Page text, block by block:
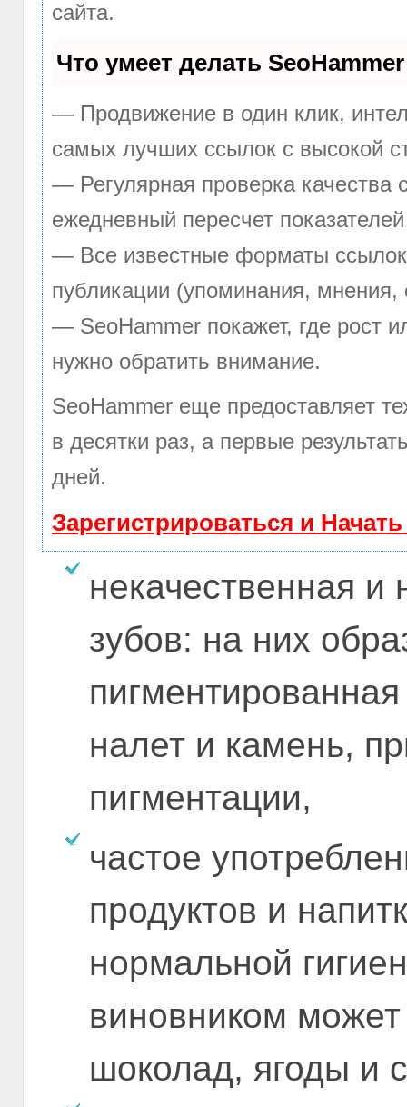
сайта.
Что умеет делать SeoHammer
— Продвижение в один клик,
самых лучших ссылок с высокой
— Регулярная проверка качества
ежедневный пересчет
— Все известные форматы
публикации (упоминания, мнения,
— SeoHammer покажет, где рост
нужно обратить внимание.
SeoHammer еще предоставляет
в десятки раз, а первые
дней.
Зарегистрироваться и
некачественная и
зубов: на них
налет и камень,
пигментации,
частое
продуктов и
нормальной
виновником
шоколад, ягоды и